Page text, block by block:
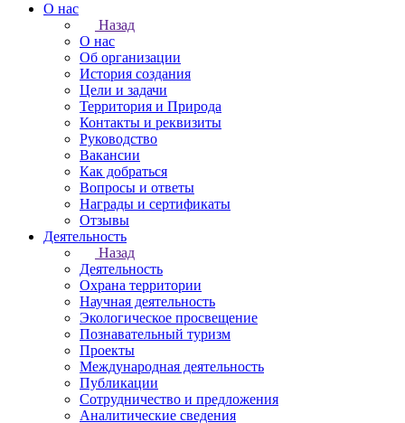
О нас
Назад
О нас
Об организации
История создания
Цели и задачи
Территория и Природа
Контакты и реквизиты
Руководство
Вакансии
Как добраться
Вопросы и ответы
Награды и сертификаты
Отзывы
Деятельность
Назад
Деятельность
Охрана территории
Научная деятельность
Экологическое просвещение
Познавательный туризм
Проекты
Международная деятельность
Публикации
Сотрудничество и предложения
Аналитические сведения